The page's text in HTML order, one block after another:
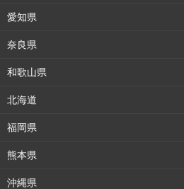
愛知県
奈良県
和歌山県
北海道
福岡県
熊本県
沖縄県